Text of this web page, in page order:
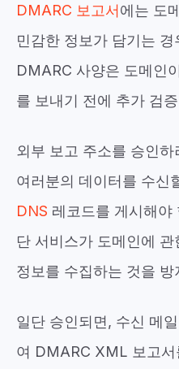
DMARC 보고서에는 도
민감한 정보가 담기는
DMARC 사양은 도메인
를 보내기 전에 추가 검
외부 보고 주소를 승인
여러분의 데이터를 수신
DNS 레코드를 게시해야
단 서비스가 도메인에
정보를 수집하는 것을 방
일단 승인되면, 수신 메
여 DMARC XML 보고